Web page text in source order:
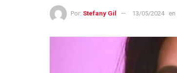
Por: Stefany Gil 13/05/2024 en